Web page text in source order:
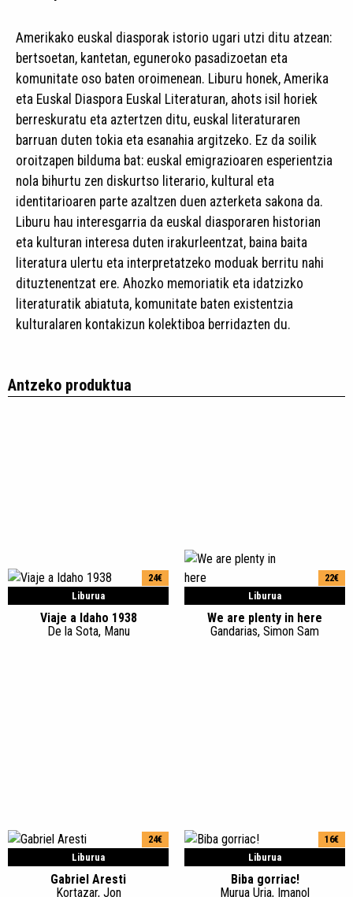
Amerikako euskal diasporak istorio ugari utzi ditu atzean:
bertsoetan, kantetan, eguneroko pasadizoetan eta
komunitate oso baten oroimenean. Liburu honek, Amerika
eta Euskal Diaspora Euskal Literaturan, ahots isil horiek
berreskuratu eta aztertzen ditu, euskal literaturaren
barruan duten tokia eta esanahia argitzeko. Ez da soilik
oroitzapen bilduma bat: euskal emigrazioaren esperientzia
nola bihurtu zen diskurtso literario, kultural eta
identitarioaren parte azaltzen duen azterketa sakona da.
Liburu hau interesgarria da euskal diasporaren historian
eta kulturan interesa duten irakurleentzat, baina baita
literatura ulertu eta interpretatzeko moduak berritu nahi
dituztenentzat ere. Ahozko memoriatik eta idatzizko
literaturatik abiatuta, komunitate baten existentzia
kulturalaren kontakizun kolektiboa berridazten du.
Antzeko produktua
Liburua
24€
Viaje a Idaho 1938
De la Sota, Manu
Liburua
22€
We are plenty in here
Gandarias, Simon Sam
Liburua
24€
Gabriel Aresti
Kortazar, Jon
Liburua
16€
Biba gorriac!
Murua Uria, Imanol